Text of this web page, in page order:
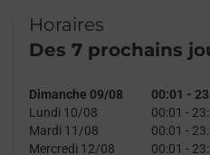
Horaires
Des 7 prochains
Dimanche 09/08 00:01 -
Lundi 10/08
00:01 -
Mardi 11/08
00:01 -
Mercredi 12/08
00:01 -